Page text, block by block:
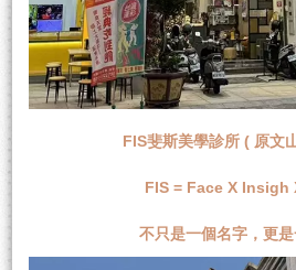
FIS斐斯美學診所 ( 原文
FIS = Face X Insigh
不只是一個名字，更